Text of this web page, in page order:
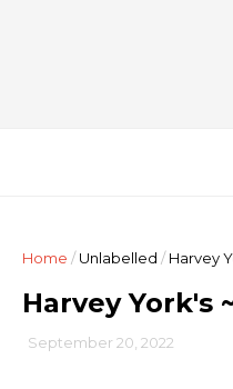
Home /Unlabelled / Harvey
Harvey York's
September 20, 2022